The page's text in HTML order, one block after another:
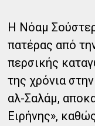
Η Νόαμ
πατέρας από
περσικής
της χρόνια
αλ-Σαλάμ,
Ειρήνης»,